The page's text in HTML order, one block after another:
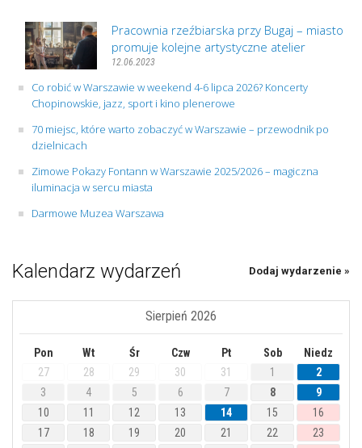
Pracownia rzeźbiarska przy Bugaj – miasto
promuje kolejne artystyczne atelier
12.06.2023
Co robić w Warszawie w weekend 4-6 lipca 2026? Koncerty
Chopinowskie, jazz, sport i kino plenerowe
70 miejsc, które warto zobaczyć w Warszawie – przewodnik po
dzielnicach
Zimowe Pokazy Fontann w Warszawie 2025/2026 – magiczna
iluminacja w sercu miasta
Darmowe Muzea Warszawa
Kalendarz wydarzeń Dodaj wydarzenie »
Sierpień 2026
Pon Wt Śr Czw Pt Sob
Niedz
27
28 29 30 31 1
2
3
4 5 6 7 8
9
10
11 12 13 14 15
16
17
18 19 20 21 22
23